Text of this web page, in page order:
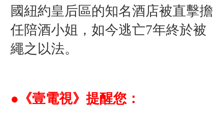
國紐約皇后區的知名酒店被直擊擔
任陪酒小姐，如今逃亡7年終於被
繩之以法。
●《壹電視》提醒您：